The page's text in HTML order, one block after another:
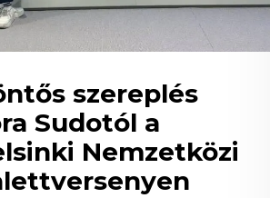
szereplés
Sudotól a
Nemzetközi